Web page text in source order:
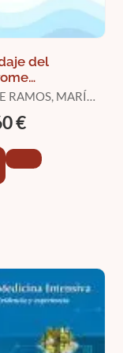
del
RAMOS, MARÍA
ÁNGELA
€